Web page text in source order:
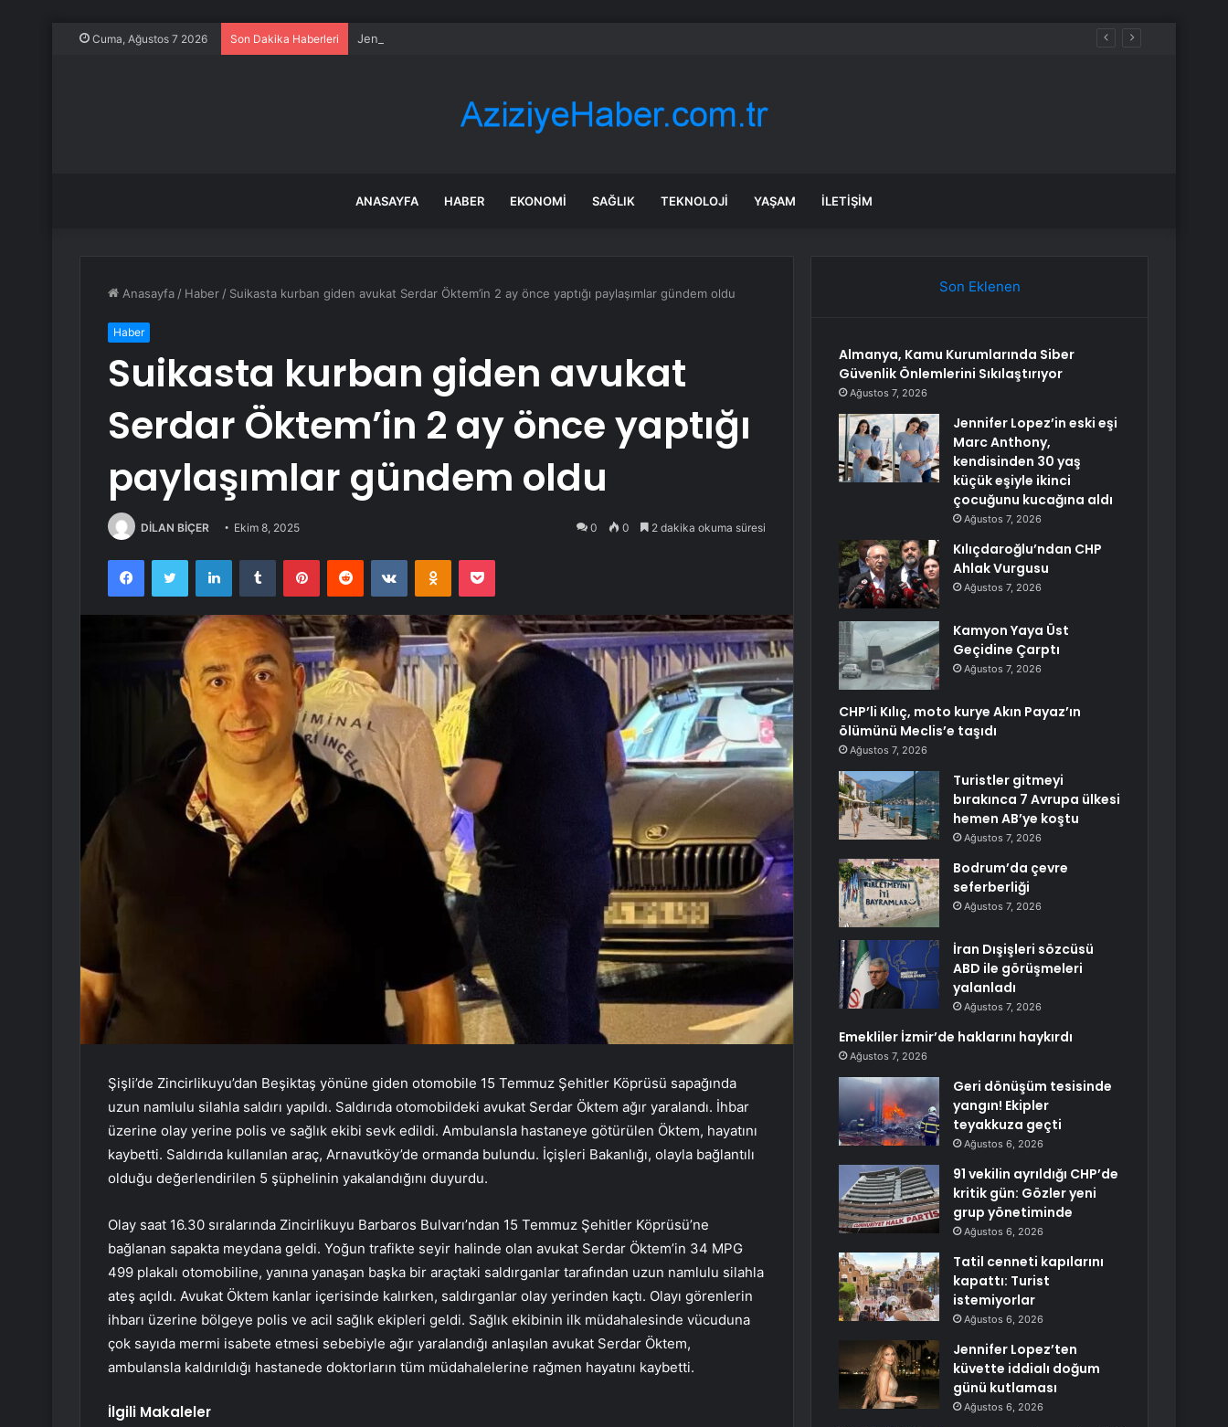
Cuma, Ağustos 7 2026 Son Dakika Haberleri Jennifer Lopez’in eski eşi Marc Anthony, kendisinden 30 yaş küçük eşiyle ikinci çocuğunu kucağına aldı
ANASAYFA HABER EKONOMI SAĞLIK TEKNOLOJI YAŞAM İLETIŞIM
Anasayfa / Haber / Suikasta kurban giden avukat Serdar Öktem’in 2 ay önce yaptığı paylaşımlar gündem oldu
Haber
Suikasta kurban giden avukat
Serdar Öktem’in 2 ay önce yaptığı
paylaşımlar gündem oldu
DİLAN BİÇER Ekim 8, 2025 0 0 2 dakika okuma süresi
FacebookTwitter LinkedInTumblr PinterestReddit VKontakteOdnoklassniki
Pocket
Şişli’de Zincirlikuyu’dan Beşiktaş yönüne giden otomobile 15 Temmuz Şehitler Köprüsü sapağında
uzun namlulu silahla saldırı yapıldı. Saldırıda otomobildeki avukat Serdar Öktem ağır yaralandı. İhbar
üzerine olay yerine polis ve sağlık ekibi sevk edildi. Ambulansla hastaneye götürülen Öktem, hayatını
kaybetti. Saldırıda kullanılan araç, Arnavutköy’de ormanda bulundu. İçişleri Bakanlığı, olayla bağlantılı
olduğu değerlendirilen 5 şüphelinin yakalandığını duyurdu.
Olay saat 16.30 sıralarında Zincirlikuyu Barbaros Bulvarı’ndan 15 Temmuz Şehitler Köprüsü’ne
bağlanan sapakta meydana geldi. Yoğun trafikte seyir halinde olan avukat Serdar Öktem’in 34 MPG
499 plakalı otomobiline, yanına yanaşan başka bir araçtaki saldırganlar tarafından uzun namlulu silahla
ateş açıldı. Avukat Öktem kanlar içerisinde kalırken, saldırganlar olay yerinden kaçtı. Olayı görenlerin
ihbarı üzerine bölgeye polis ve acil sağlık ekipleri geldi. Sağlık ekibinin ilk müdahalesinde vücuduna
çok sayıda mermi isabete etmesi sebebiyle ağır yaralandığı anlaşılan avukat Serdar Öktem,
ambulansla kaldırıldığı hastanede doktorların tüm müdahalelerine rağmen hayatını kaybetti.
İlgili Makaleler
Son Eklenen
Almanya, Kamu Kurumlarında Siber
Güvenlik Önlemlerini Sıkılaştırıyor
Ağustos 7, 2026
Jennifer Lopez’in eski eşi
Marc Anthony,
kendisinden 30 yaş
küçük eşiyle ikinci
çocuğunu kucağına aldı
Ağustos 7, 2026
Kılıçdaroğlu’ndan CHP
Ahlak Vurgusu
Ağustos 7, 2026
Kamyon Yaya Üst
Geçidine Çarptı
Ağustos 7, 2026
CHP’li Kılıç, moto kurye Akın Payaz’ın
ölümünü Meclis’e taşıdı
Ağustos 7, 2026
Turistler gitmeyi
bırakınca 7 Avrupa ülkesi
hemen AB’ye koştu
Ağustos 7, 2026
Bodrum’da çevre
seferberliği
Ağustos 7, 2026
İran Dışişleri sözcüsü
ABD ile görüşmeleri
yalanladı
Ağustos 7, 2026
Emekliler İzmir’de haklarını haykırdı
Ağustos 7, 2026
Geri dönüşüm tesisinde
yangın! Ekipler
teyakkuza geçti
Ağustos 6, 2026
91 vekilin ayrıldığı CHP’de
kritik gün: Gözler yeni
grup yönetiminde
Ağustos 6, 2026
Tatil cenneti kapılarını
kapattı: Turist
istemiyorlar
Ağustos 6, 2026
Jennifer Lopez’ten
küvette iddialı doğum
günü kutlaması
Ağustos 6, 2026